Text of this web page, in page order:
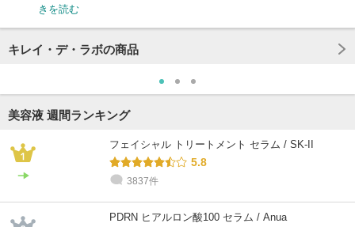
きを読む
キレイ・デ・ラボの商品
美容液 週間ランキング
フェイシャル トリートメント セラム / SK-II
5.8
3837件
PDRN ヒアルロン酸100 セラム / Anua